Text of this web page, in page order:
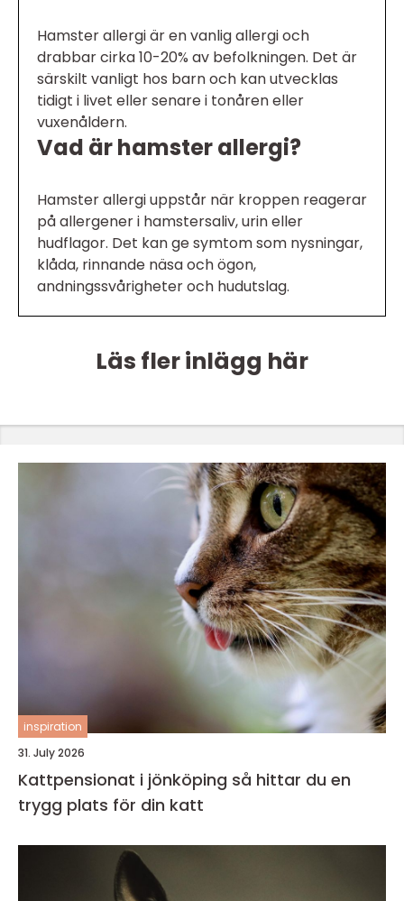
Hamster allergi är en vanlig allergi och
drabbar cirka 10-20% av befolkningen. Det är
särskilt vanligt hos barn och kan utvecklas
tidigt i livet eller senare i tonåren eller
vuxenåldern.
Vad är hamster allergi?
Hamster allergi uppstår när kroppen reagerar
på allergener i hamstersaliv, urin eller
hudflagor. Det kan ge symtom som nysningar,
klåda, rinnande näsa och ögon,
andningssvårigheter och hudutslag.
Läs fler inlägg här
inspiration
31. July 2026
Kattpensionat i jönköping så hittar du en
trygg plats för din katt